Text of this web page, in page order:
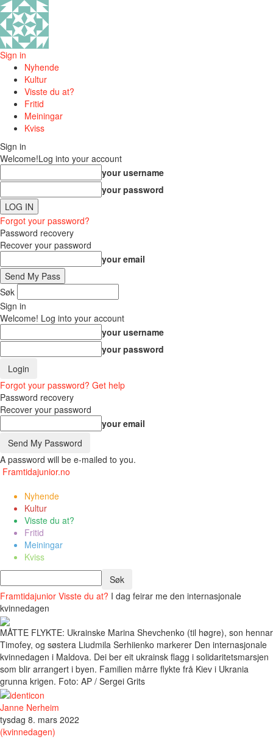
Sign in
Nyhende
Kultur
Visste du at?
Fritid
Meiningar
Kviss
Sign in
Welcome!Log into your account
your username
your password
Forgot your password?
Password recovery
Recover your password
your email
Søk
Sign in
Welcome! Log into your account
your username
your password
Forgot your password? Get help
Password recovery
Recover your password
your email
A password will be e-mailed to you.
Framtidajunior.no
Nyhende
Kultur
Visste du at?
Fritid
Meiningar
Kviss
Framtidajunior Visste du at? I dag feirar me den internasjonale
kvinnedagen
MÅTTE FLYKTE: Ukrainske Marina Shevchenko (til høgre), son hennar
Timofey, og søstera Liudmila Serhiienko markerer Den internasjonale
kvinnedagen i Maldova. Dei ber eit ukrainsk flagg i solidaritetsmarsjen
som blir arrangert i byen. Familien mårre flykte frå Kiev i Ukrania
grunna krigen. Foto: AP / Sergei Grits
Janne Nerheim
tysdag 8. mars 2022
(kvinnedagen)